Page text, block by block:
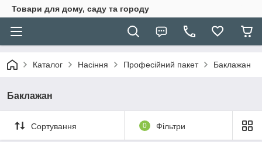
Товари для дому, саду та городу
Каталог Насіння Професійний пакет Баклажан
Баклажан
Сортування 0 Фільтри